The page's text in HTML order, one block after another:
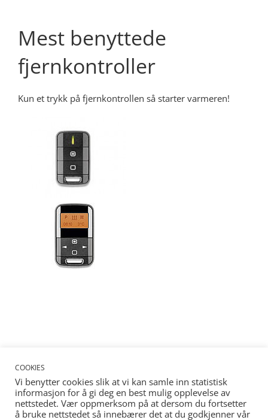
Mest benyttede
fjernkontroller
Kun et trykk på fjernkontrollen så starter varmeren!
COOKIES
Vi benytter cookies slik at vi kan samle inn statistisk
informasjon for å gi deg en best mulig opplevelse av
nettstedet. Vær oppmerksom på at dersom du fortsetter
å bruke nettstedet så innebærer det at du godkjenner vår